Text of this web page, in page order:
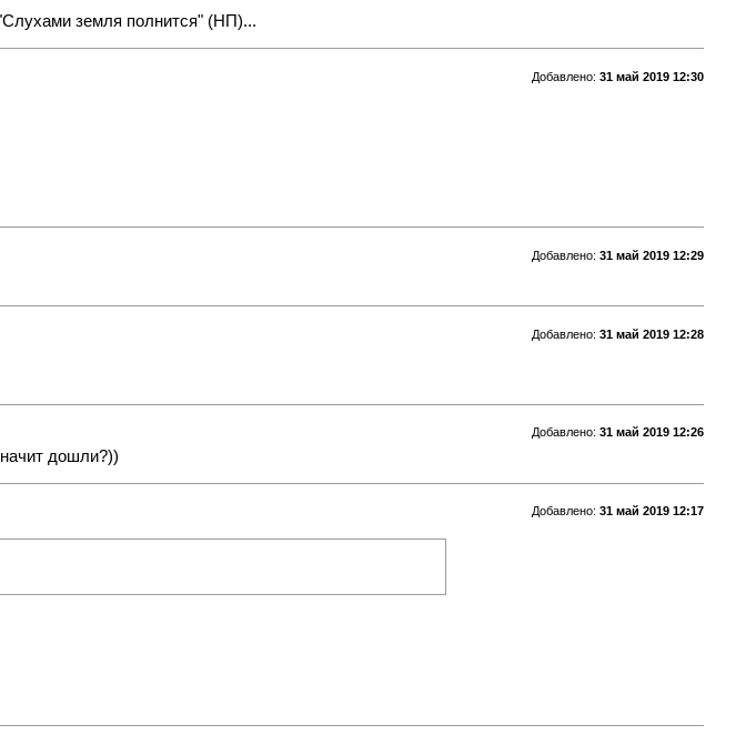
земля полнится" (НП)...
Добавлено: 31 май 2019 12:30
Добавлено: 31 май 2019 12:29
Добавлено: 31 май 2019 12:28
Добавлено: 31 май 2019 12:26
дошли?))
Добавлено: 31 май 2019 12:17